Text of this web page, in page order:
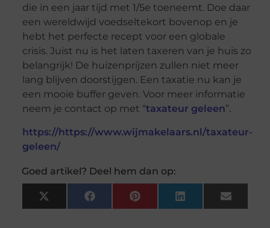
die in een jaar tijd met 1/5e toeneemt. Doe daar
een wereldwijd voedseltekort bovenop en je
hebt het perfecte recept voor een globale
crisis. Juist nu is het laten taxeren van je huis zo
belangrijk! De huizenprijzen zullen niet meer
lang blijven doorstijgen. Een taxatie nu kan je
een mooie buffer geven. Voor meer informatie
neem je contact op met “taxateur geleen”.
https://https://www.wijmakelaars.nl/taxateur-
geleen/
Goed artikel? Deel hem dan op:
X
(Twitter)
FacebookPinterest LinkedIn Email